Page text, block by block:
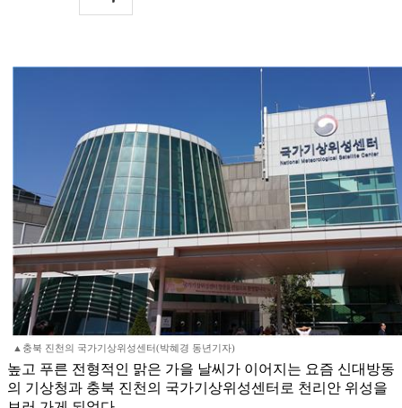
▲충북 진천의 국가기상위성센터(박혜경 동년기자)
높고 푸른 전형적인 맑은 가을 날씨가 이어지는 요즘 신대방동
의 기상청과 충북 진천의 국가기상위성센터로 천리안 위성을